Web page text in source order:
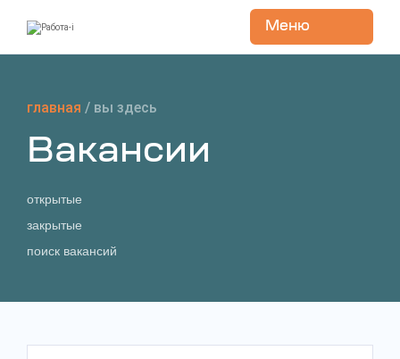
содержанию
Меню
главная / вы здесь
Вакансии
открытые
закрытые
поиск вакансий